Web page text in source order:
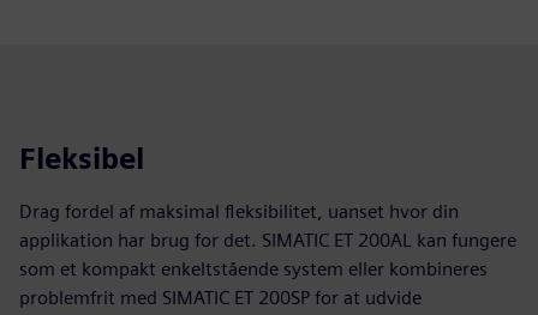
Fleksibel
Drag fordel af maksimal fleksibilitet, uanset hvor din
applikation har brug for det. SIMATIC ET 200AL kan fungere
som et kompakt enkeltstående system eller kombineres
problemfrit med SIMATIC ET 200SP for at udvide